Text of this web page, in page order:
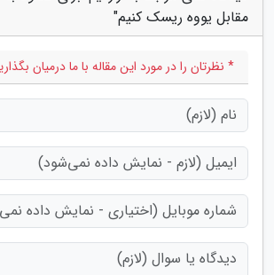
مقابل یووه ریسک کنیم"
* نظرتان را در مورد این مقاله با ما درمیان